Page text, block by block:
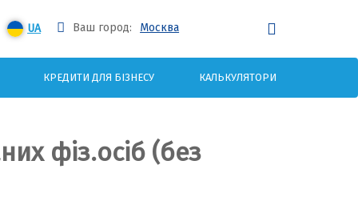
UA Ваш город: Москва
КРЕДИТИ ДЛЯ БІЗНЕСУ КАЛЬКУЛЯТОРИ
фіз.осіб (без